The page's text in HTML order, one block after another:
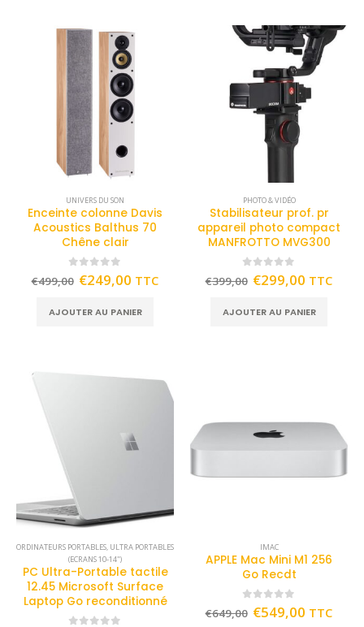
UNIVERS DU SON
Enceinte colonne Davis
Acoustics Balthus 70
Chêne clair
out of 5
€499,00 €249,00 TTC
AJOUTER AU PANIER
PHOTO & VIDÉO
Stabilisateur prof. pr
appareil photo compact
MANFROTTO MVG300
out of 5
€399,00 €299,00 TTC
AJOUTER AU PANIER
ORDINATEURS PORTABLES, ULTRA PORTABLES
(ECRANS 10-14")
PC Ultra-Portable tactile
12.45 Microsoft Surface
Laptop Go reconditionné
IMAC
APPLE Mac Mini M1 256
Go Recdt
out of 5
€649,00 €549,00 TTC